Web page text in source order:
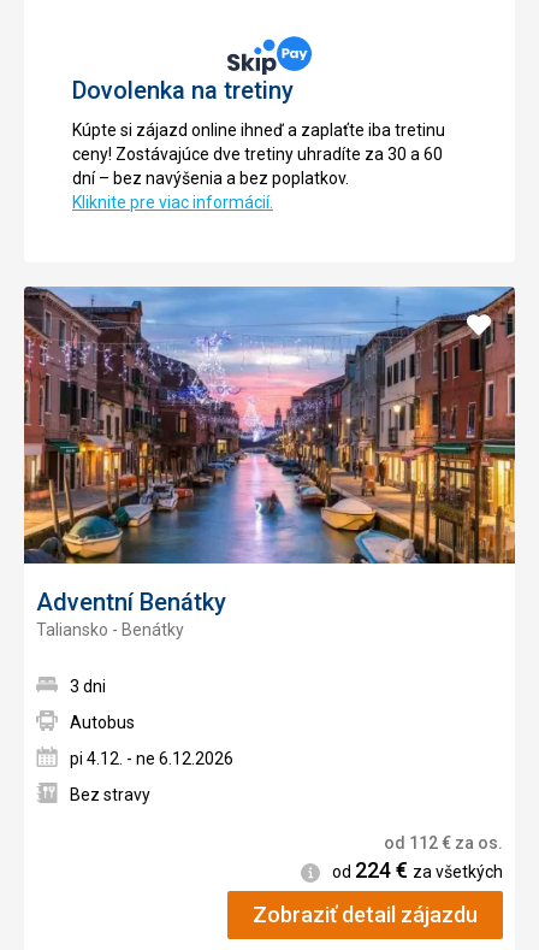
Dovolenka na tretiny
Kúpte si zájazd online ihneď a zaplaťte iba tretinu
ceny! Zostávajúce dve tretiny uhradíte za 30 a 60
dní – bez navýšenia a bez poplatkov.
Kliknite pre viac informácií.
Adventní Benátky
Taliansko - Benátky
Pridať
do
3 dni
Autobus
pi 4.12. - ne 6.12.2026
Bez stravy
od 112€ za os.
Informácie
od 224€ za všetkých
Zobraziť detail zájazdu